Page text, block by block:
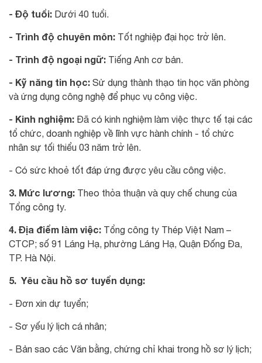
- Độ tuổi: Dưới 40 tuổi.
- Trình độ chuyên môn: Tốt nghiệp đại học trở lên.
- Trình độ ngoại ngữ: Tiếng Anh cơ bản.
- Kỹ năng tin học: Sử dụng thành thạo tin học văn phòng
và ứng dụng công nghệ để phục vụ công việc.
- Kinh nghiệm: Đã có kinh nghiệm làm việc thực tế tại các
tổ chức, doanh nghiệp về lĩnh vực hành chính - tổ chức
nhân sự tối thiểu 03 năm trở lên.
- Có sức khoẻ tốt đáp ứng được yêu cầu công việc.
3. Mức lương: Theo thỏa thuận và quy chế chung của
Tổng công ty.
4. Địa điểm làm việc: Tổng công ty Thép Việt Nam –
CTCP; số 91 Láng Hạ, phường Láng Hạ, Quận Đống Đa,
TP. Hà Nội.
5. Yêu cầu hồ sơ tuyển dụng:
- Đơn xin dự tuyển;
- Sơ yếu lý lịch cá nhân;
- Bản sao các Văn bằng, chứng chỉ khai trong hồ sơ lý lịch;